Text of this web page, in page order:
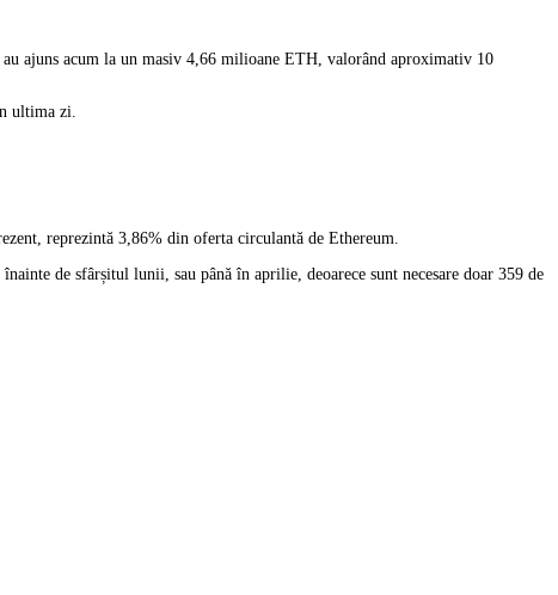
ajuns acum la un masiv 4,66 milioane ETH, valorând aproximativ 10
ultima zi.
reprezintă 3,86% din oferta circulantă de Ethereum.
de sfârșitul lunii, sau până în aprilie, deoarece sunt necesare doar 359 de